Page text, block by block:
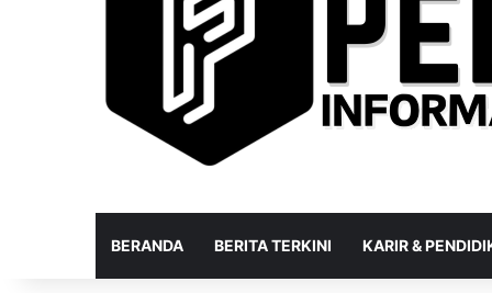
BERANDA BERITA TERKINI KARIR &